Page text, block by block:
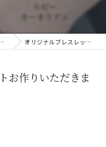
オリジナルブレスレットお作りいただきました。
お作りいただきま